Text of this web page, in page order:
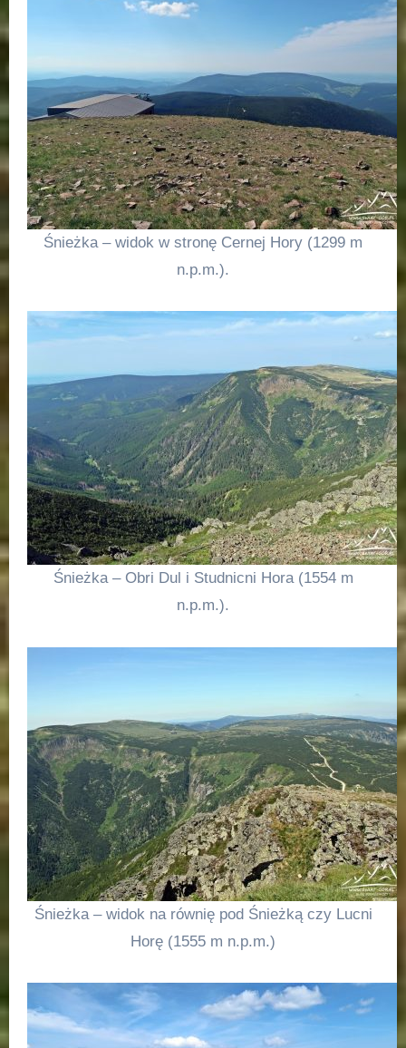
Śnieżka – widok w stronę Cernej Hory (1299 m
n.p.m.).
Śnieżka – Obri Dul i Studnicni Hora (1554 m
n.p.m.).
Śnieżka – widok na równię pod Śnieżką czy Lucni
Horę (1555 m n.p.m.)